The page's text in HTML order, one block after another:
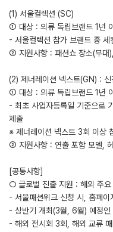
(1) 서울컬렉션 (SC)
① 대상 : 의류 독립브랜드 1년
- 서울컬렉션 참가 브랜드 중 세
② 지원사항 : 패션쇼 장소(무대
(2) 제너레이션 넥스트(GN) : 신
① 대상 : 의류 독립브랜드 1년
- 최초 사업자등록일 기준으로
제출
※ 제너레이션 넥스트 3회 이상
② 지원사항 : 연출 포함 모델,
[공통사항]
○ 글로벌 진출 지원 : 해외 주요
- 서울패션위크 신청 시, 홈페이
- 상반기 개최(3월, 6월) 예정인
- 해외 전시회 3회, 해외 교류